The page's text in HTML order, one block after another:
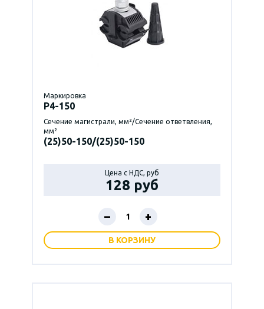
Маркировка
P4-150
Сечение магистрали, мм²/Сечение ответвления,
мм²
(25)50-150/(25)50-150
Цена с НДС, руб
128 руб
– +
В КОРЗИНУ